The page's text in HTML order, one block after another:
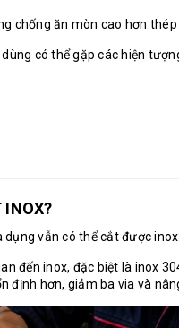
chống ăn mòn cao hơn
có thể gặp các hiện
INOX?
vẫn có thể cắt được inox.
đến inox, đặc biệt là inox
định hơn, giảm ba via và